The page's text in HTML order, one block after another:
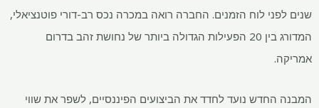
שנים לפני לוח הזמנים. החברה רואה במכרה נכס רב-דורי פוטנציאלי,
המדורג בין 20 הפעילות הגדולה ביותר של נחושת זהב בדרום
אמריקה.
המבנה החדש נועד לחדד את הביצועים הפיננסיים, לשפר את שווי